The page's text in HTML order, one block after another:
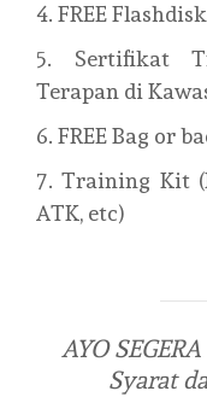
FREE
Sertifikat
Terapan di
FREE Bag or
Training Kit
ATK, etc)
AYO
Syarat